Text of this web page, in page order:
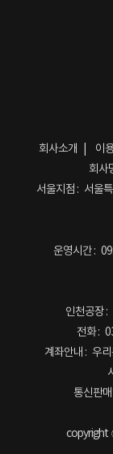
회사소개 이
회사
서울지점 : 서울
운영시간 :
인천공장 :
전화 :
계좌안내 : 우
통신판
copyright